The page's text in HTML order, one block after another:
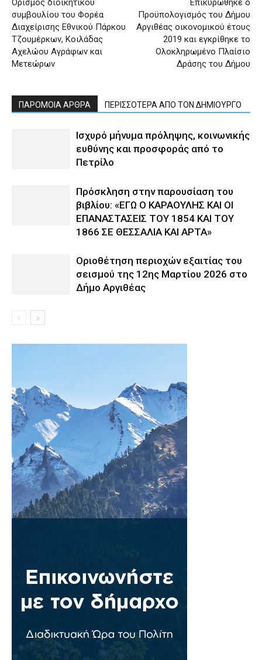
Ορισμός διοικητικού
συμβουλίου του Φορέα
Διαχείρισης Εθνικού Πάρκου
Τζουμέρκων, Κοιλάδας
Αχελώου Αγράφων και
Μετεώρων
Επικυρώθηκε ο
Προϋπολογισμός του Δήμου
Αργιθέας οικονομικού έτους
2019 και εγκρίθηκε το
Ολοκληρωμένο Πλαίσιο
Δράσης του Δήμου
ΠΑΡΟΜΟΙΑ ΑΡΘΡΑ ΠΕΡΙΣΣΟΤΕΡΑ ΑΠΟ ΤΟΝ ΔΗΜΙΟΥΡΓΟ
Ισχυρό μήνυμα πρόληψης, κοινωνικής
ευθύνης και προσφοράς από το
Πετρίλο
Πρόσκληση στην παρουσίαση του
βιβλίου: «ΕΓΩ Ο ΚΑΡΑΟΥΛΗΣ ΚΑΙ ΟΙ
ΕΠΑΝΑΣΤΑΣΕΙΣ ΤΟΥ 1854 ΚΑΙ ΤΟΥ
1866 ΣΕ ΘΕΣΣΑΛΙΑ ΚΑΙ ΑΡΤΑ»
Οριοθέτηση περιοχών εξαιτίας του
σεισμού της 12ης Μαρτίου 2026 στο
Δήμο Αργιθέας